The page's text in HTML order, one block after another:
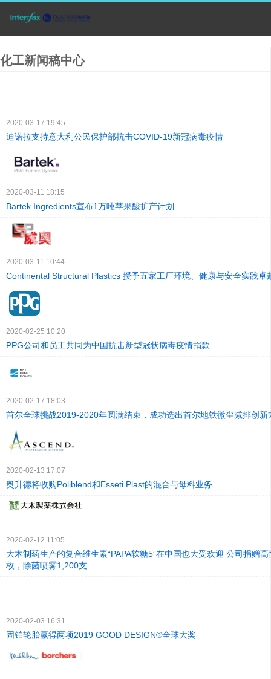
化工新闻稿中心
2020-03-17 19:45
迪诺拉支持意大利公民保护部抗击COVID-19新冠病毒疫情
2020-03-11 18:15
Bartek Ingredients宣布1万吨苹果酸扩产计划
2020-03-11 10:44
Continental Structural Plastics 授予五家工厂环境、健康与安全实践卓
2020-02-25 10:20
PPG公司和员工共同为中国抗击新型冠状病毒疫情捐款
2020-02-17 18:03
首尔全球挑战2019-2020年圆满结束，成功选出首尔地铁微尘减排创新
2020-02-13 17:07
奥升德将收购Poliblend和Esseti Plast的混合与母料业务
2020-02-12 11:05
大木制药生产的复合维生素“PAPA软糖5”在中国也大受欢迎 公司捐赠
枚，除菌喷雾1,200支
2020-02-03 16:31
固铂轮胎赢得两项2019 GOOD DESIGN®全球大奖